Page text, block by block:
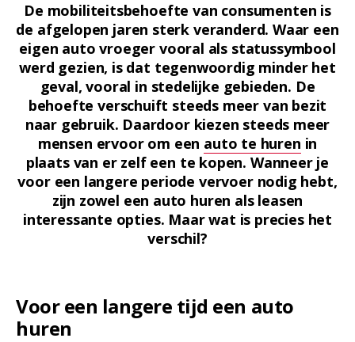
De mobiliteitsbehoefte van consumenten is
de afgelopen jaren sterk veranderd. Waar een
eigen auto vroeger vooral als statussymbool
werd gezien, is dat tegenwoordig minder het
geval, vooral in stedelijke gebieden. De
behoefte verschuift steeds meer van bezit
naar gebruik. Daardoor kiezen steeds meer
mensen ervoor om een auto te huren in
plaats van er zelf een te kopen. Wanneer je
voor een langere periode vervoer nodig hebt,
zijn zowel een auto huren als leasen
interessante opties. Maar wat is precies het
verschil?
Voor een langere tijd een auto
huren